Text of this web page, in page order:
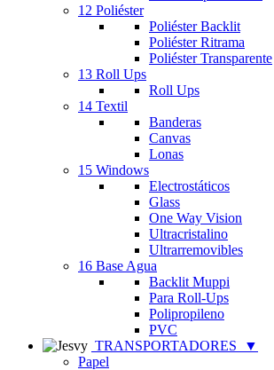
12 Poliéster
Poliéster Backlit
Poliéster Ritrama
Poliéster Transparente
13 Roll Ups
Roll Ups
14 Textil
Banderas
Canvas
Lonas
15 Windows
Electrostáticos
Glass
One Way Vision
Ultracristalino
Ultrarremovibles
16 Base Agua
Backlit Muppi
Para Roll-Ups
Polipropileno
PVC
TRANSPORTADORES
▼
Papel